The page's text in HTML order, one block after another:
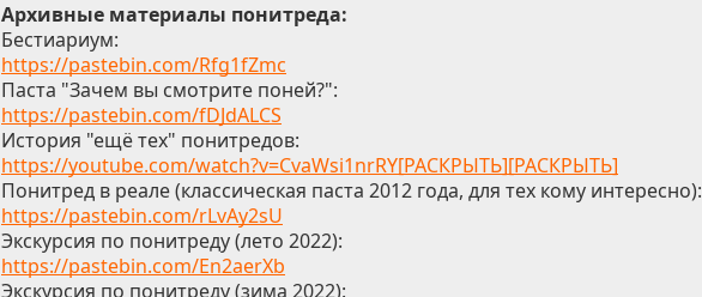
Архивные материалы понитреда:
Бестиариум:
https://pastebin.com/Rfg1fZmc
Паста "Зачем вы смотрите поней?":
https://pastebin.com/fDJdALCS
История "ещё тех" понитредов:
https://youtube.com/watch?v=CvaWsi1nrRY[РАСКРЫТЬ][РАСКРЫТЬ]
Понитред в реале (классическая паста 2012 года, для тех кому интересно):
https://pastebin.com/rLvAy2sU
Экскурсия по понитреду (лето 2022):
https://pastebin.com/En2aerXb
Экскурсия по понитреду (зима 2022):